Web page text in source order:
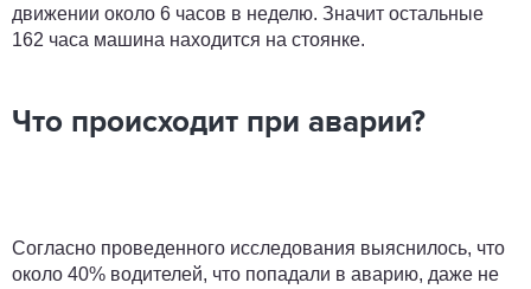
движении около 6 часов в неделю. Значит остальные
162 часа машина находится на стоянке.
Что происходит при аварии?
Согласно проведенного исследования выяснилось, что
около 40% водителей, что попадали в аварию, даже не